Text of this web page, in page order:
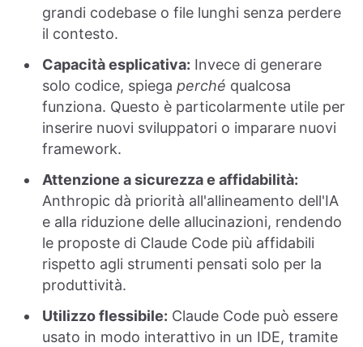
grandi codebase o file lunghi senza perdere
il contesto.
Capacità esplicativa: Invece di generare
solo codice, spiega perché qualcosa
funziona. Questo è particolarmente utile per
inserire nuovi sviluppatori o imparare nuovi
framework.
Attenzione a sicurezza e affidabilità:
Anthropic dà priorità all'allineamento dell'IA
e alla riduzione delle allucinazioni, rendendo
le proposte di Claude Code più affidabili
rispetto agli strumenti pensati solo per la
produttività.
Utilizzo flessibile: Claude Code può essere
usato in modo interattivo in un IDE, tramite